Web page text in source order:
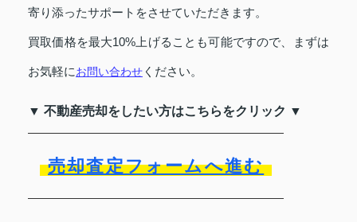
寄り添ったサポートをさせていただきます。
買取価格を最大10%上げることも可能ですので、まずは
お気軽にお問い合わせ ください。
▼ 不動産売却をしたい方はこちらをクリック ▼
売却査定フォームへ進む